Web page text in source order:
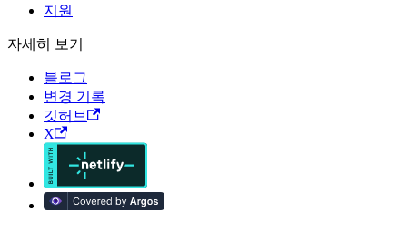
지원
자세히 보기
블로그
변경 기록
깃허브
X